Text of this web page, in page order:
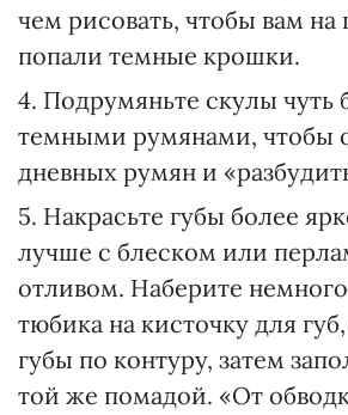
чем рисовать, чтобы вам на
попали темные крошки.
4. Подрумяньте скулы чуть
темными румянами, чтобы
дневных румян и
5. Накрасьте губы более
лучше с блеском или
отливом. Наберите
тюбика на кисточку для
губы по контуру, затем
той же помадой. «От